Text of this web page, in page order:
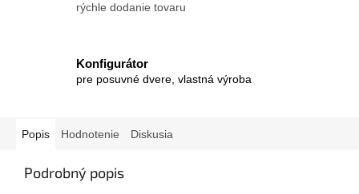
rýchle dodanie tovaru
Konfigurátor
pre posuvné dvere, vlastná výroba
Popis Hodnotenie Diskusia
Podrobný popis